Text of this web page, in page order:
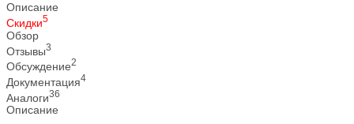
Описание
Скидки5
Обзор
Отзывы3
Обсуждение2
Документация4
Аналоги36
Описание